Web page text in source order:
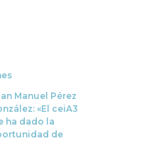
Manuel Pérez
«El ceiA3
ha dado la
de